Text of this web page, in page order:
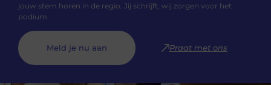
jouw stem horen in de regio. Jij schrijft, wij zorgen voor het
podium.
Meld je nu aan Praat met ons